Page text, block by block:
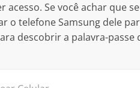
acesso. Se você achar que
o telefone Samsung dele
descobrir a palavra-passe